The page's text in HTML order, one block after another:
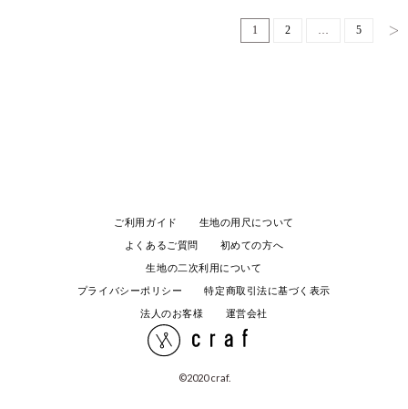
1 2 … 5
ご利用ガイド 生地の用尺について
よくあるご質問 初めての方へ
生地の二次利用について
プライバシーポリシー 特定商取引法に基づく表示
法人のお客様 運営会社
©️2020 craf.